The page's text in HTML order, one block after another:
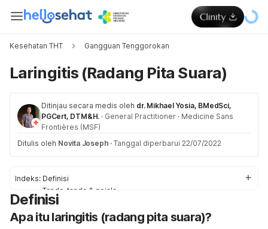
Kesehatan THT Gangguan Tenggorokan
Laringitis (Radang Pita Suara)
Ditinjau secara medis oleh dr. Mikhael Yosia, BMedSci,
PGCert, DTM&H. · General Practitioner · Medicine Sans
Frontières (MSF)
Ditulis oleh Novita Joseph · Tanggal diperbarui 22/07/2022
Indeks: Definisi
Tanda-tanda & gejala
Komplikasi
Penyebab
Faktor-faktor risiko
Definisi
Apa itu laringitis (radang pita suara)?